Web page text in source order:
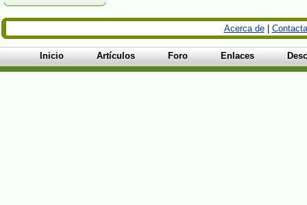
Acerca de|
Inicio Artículos Foro Enlaces